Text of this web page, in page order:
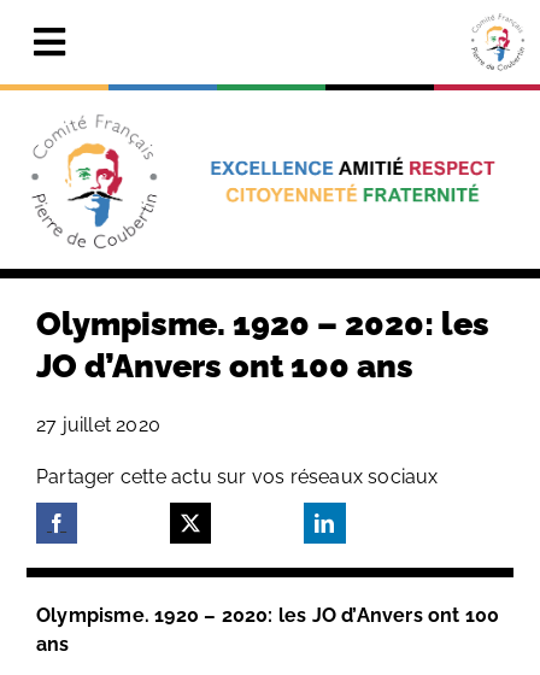
contentToggle
Navigation
Le Comité
Pierre de Coubertin
Centre de ressources
Adhérer & faire un don
Search
for:
Olympisme. 1920 – 2020: les
JO d’Anvers ont 100 ans
27 juillet 2020
Partager cette actu sur vos réseaux sociaux
Olympisme. 1920 – 2020: les JO d’Anvers ont 100
ans